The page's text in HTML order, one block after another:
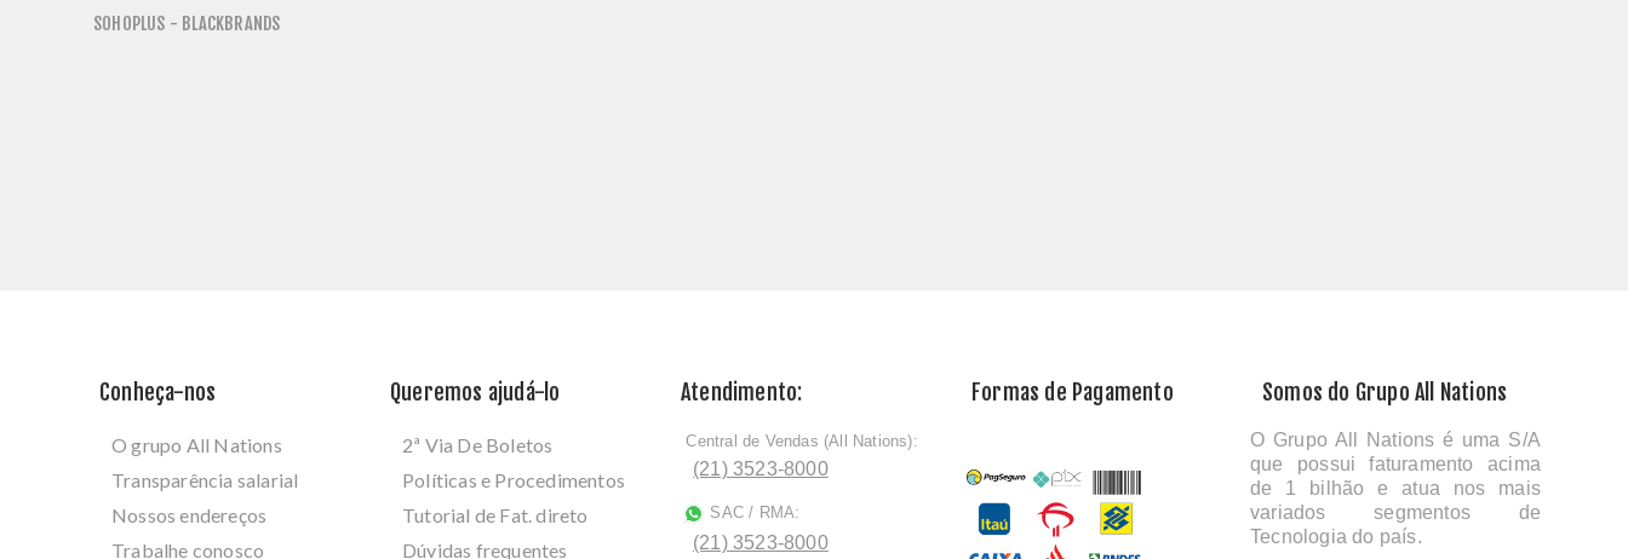
SOHOPLUS - BLACKBRANDS
Conheça-nos
O grupo All Nations
Transparência salarial
Nossos endereços
Trabalhe conosco
Queremos ajudá-lo
2ª Via De Boletos
Políticas e Procedimentos
Tutorial de Fat. direto
Dúvidas frequentes
Atendimento:
ﾠCentral de Vendas (All Nations):
(21) 3523-8000
SAC / RMA:
(21) 3523-8000
Formas de Pagamento Somos do Grupo All Nations
O Grupo All Nations é uma S/A
que possui faturamento acima
de 1 bilhão e atua nos mais
variados segmentos de
Tecnologia do país.